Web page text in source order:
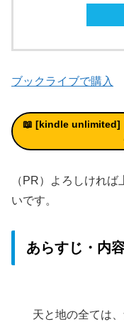
ブックライブで購入
📖 [kindle unlimited]
（PR）よろしけれ
いです。
あらすじ・内
天と地の全ては